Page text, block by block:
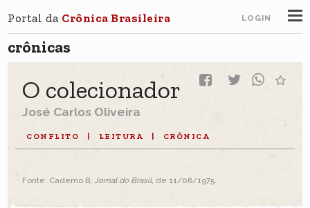
Portal da Crônica Brasileira LOGIN
crônicas
O colecionador
José Carlos Oliveira
CONFLITO LEITURA CRÔNICA
Fonte: Caderno B,Jornal do Brasil, de 11/08/1975.